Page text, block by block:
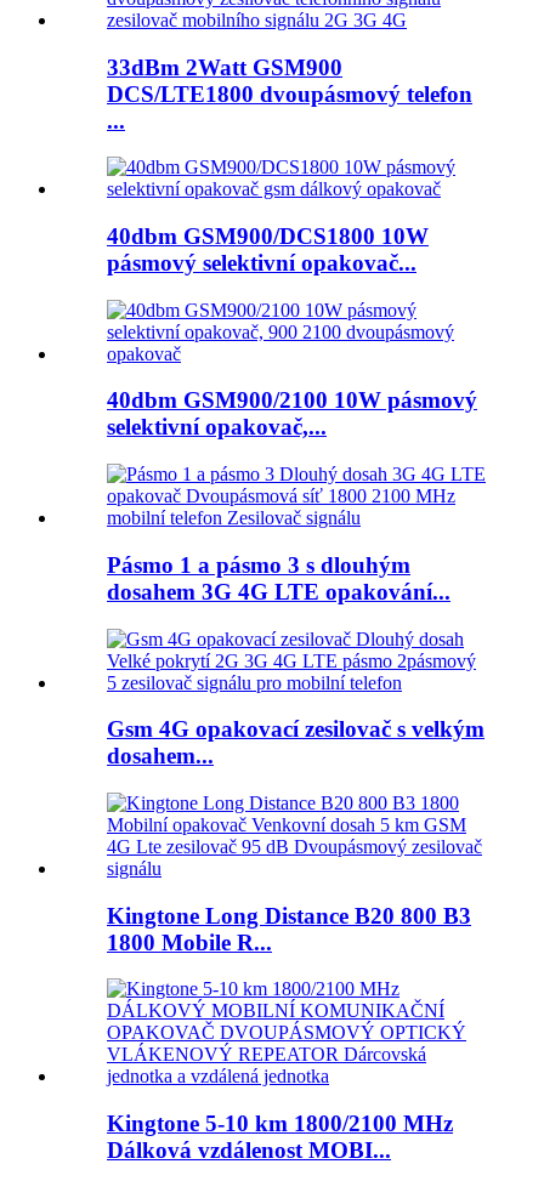
33dBm 2Watt GSM900
DCS/LTE1800 dvoupásmový telefon
...
40dbm GSM900/DCS1800 10W
pásmový selektivní opakovač...
40dbm GSM900/2100 10W pásmový
selektivní opakovač,...
Pásmo 1 a pásmo 3 s dlouhým
dosahem 3G 4G LTE opakování...
Gsm 4G opakovací zesilovač s velkým
dosahem...
Kingtone Long Distance B20 800 B3
1800 Mobile R...
Kingtone 5-10 km 1800/2100 MHz
Dálková vzdálenost MOBI...